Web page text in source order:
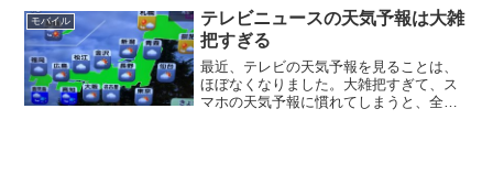
見ていましたが、一向に直る気配がない
ため、対処...
モバイル
テレビニュースの天気予報は大雑
把すぎる
最近、テレビの天気予報を見ることは、
ほぼなくなりました。大雑把すぎて、ス
マホの天気予報に慣れてしまうと、全く